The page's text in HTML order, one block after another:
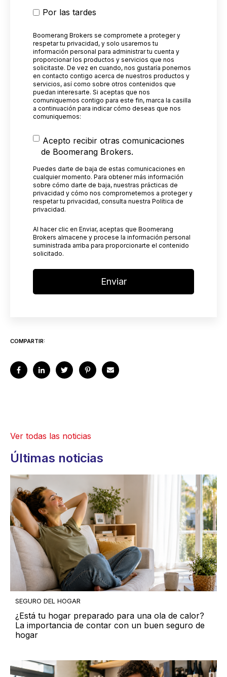
Por las tardes
Boomerang Brokers se compromete a proteger y
respetar tu privacidad, y solo usaremos tu
información personal para administrar tu cuenta y
proporcionar los productos y servicios que nos
solicitaste. De vez en cuando, nos gustaría ponernos
en contacto contigo acerca de nuestros productos y
servicios, así como sobre otros contenidos que
puedan interesarte. Si aceptas que nos
comuniquemos contigo para este fin, marca la casilla
a continuación para indicar cómo deseas que nos
comuniquemos:
Acepto recibir otras comunicaciones
de Boomerang Brokers.
Puedes darte de baja de estas comunicaciones en
cualquier momento. Para obtener más información
sobre cómo darte de baja, nuestras prácticas de
privacidad y cómo nos comprometemos a proteger y
respetar tu privacidad, consulta nuestra Política de
privacidad.
Al hacer clic en Enviar, aceptas que Boomerang
Brokers almacene y procese la información personal
suministrada arriba para proporcionarte el contenido
solicitado.
COMPARTIR:
Ver todas las noticias
Últimas noticias
SEGURO DEL HOGAR
¿Está tu hogar preparado para una ola de calor?
La importancia de contar con un buen seguro de
hogar